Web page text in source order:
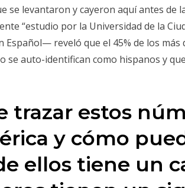
se levantaron y cayeron aquí antes de
“estudio por la Universidad de la
Español— reveló que el 45% de los más
se auto-identifican como hispanos y
trazar estos
y cómo
ellos tiene un